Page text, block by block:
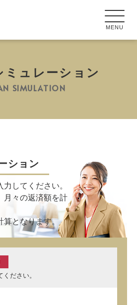
ミュレーション
SIMULATION
ション
してください。
月々の返済額を計
となります。
ださい。